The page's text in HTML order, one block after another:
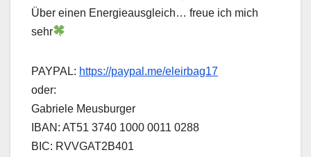
Über einen Energieausgleich… freue ich mich
sehr
PAYPAL: https://paypal.me/eleirbag17
oder:
Gabriele Meusburger
IBAN: AT51 3740 1000 0011 0288
BIC: RVVGAT2B401